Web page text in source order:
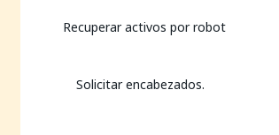
Recuperar activos por robot
Solicitar encabezados.